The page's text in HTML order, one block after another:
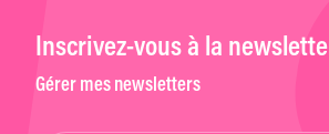
Inscrivez-vous à la
Gérer mes newsletters